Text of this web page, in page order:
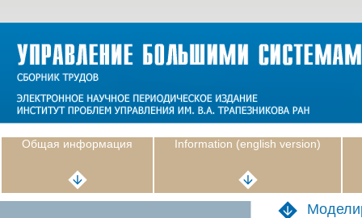
Общая информация Information (english version)